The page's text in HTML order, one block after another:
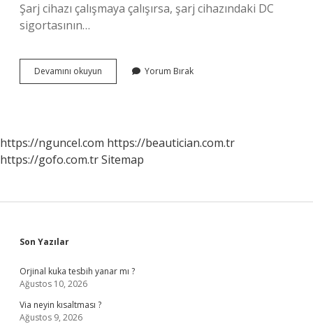
Şarj cihazı çalışmaya çalışırsa, şarj cihazındaki DC
sigortasının…
Devamını okuyun
Artı
Olur
Yorum Bırak
https://nguncel.com https://beautician.com.tr
https://gofo.com.trSitemap
Sidebar
Son Yazılar
Orjinal kuka tesbih yanar mı ?
Ağustos 10, 2026
Via neyin kısaltması ?
Ağustos 9, 2026